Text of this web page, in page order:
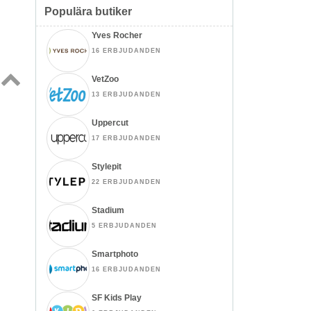
Populära butiker
Yves Rocher
16 ERBJUDANDEN
VetZoo
13 ERBJUDANDEN
Uppercut
17 ERBJUDANDEN
Stylepit
22 ERBJUDANDEN
Stadium
5 ERBJUDANDEN
Smartphoto
16 ERBJUDANDEN
SF Kids Play